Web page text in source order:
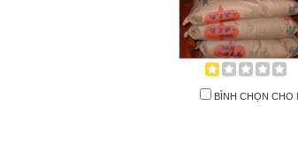
BÌNH CHỌN CHO